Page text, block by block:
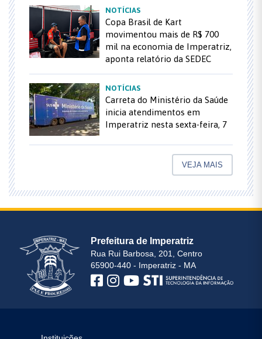
NOTÍCIAS
Copa Brasil de Kart
movimentou mais de R$ 700
mil na economia de Imperatriz,
aponta relatório da SEDEC
NOTÍCIAS
Carreta do Ministério da Saúde
inicia atendimentos em
Imperatriz nesta sexta-feira, 7
VEJA MAIS
Prefeitura de Imperatriz
Rua Rui Barbosa, 201, Centro
65900-440 - Imperatriz - MA